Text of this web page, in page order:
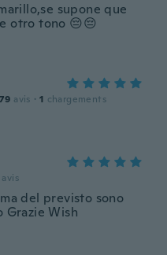
supone que
otro tono 😔😔
avis · 1 chargements
avis
del previsto sono
Grazie Wish